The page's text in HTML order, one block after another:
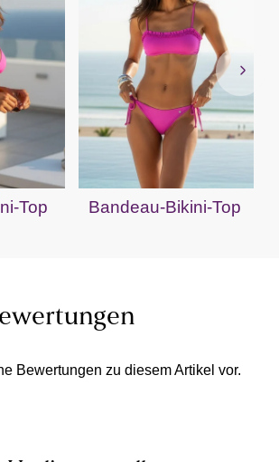
Top Bandeau-Bikini-Top
Bewertungen zu diesem Artikel vor.